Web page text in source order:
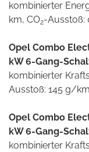
kombinierter
km, CO2-Ausstoß:
Opel Combo
kW 6-Gang-
kombinierter
Ausstoß: 145 g/
Opel Combo
kW 6-Gang-
kombinierter